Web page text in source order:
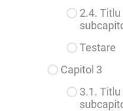
2.4. Titlu
Testare
Capitol 3
3.1. Titlu
În
Cei trei
Cei trei purceluși